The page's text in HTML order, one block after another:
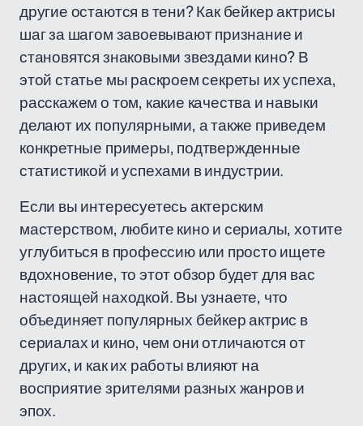
другие остаются в тени? Как бейкер актрисы
шаг за шагом завоевывают признание и
становятся знаковыми звездами кино? В
этой статье мы раскроем секреты их успеха,
расскажем о том, какие качества и навыки
делают их популярными, а также приведем
конкретные примеры, подтвержденные
статистикой и успехами в индустрии.
Если вы интересуетесь актерским
мастерством, любите кино и сериалы, хотите
углубиться в профессию или просто ищете
вдохновение, то этот обзор будет для вас
настоящей находкой. Вы узнаете, что
объединяет популярных бейкер актрис в
сериалах и кино, чем они отличаются от
других, и как их работы влияют на
восприятие зрителями разных жанров и
эпох.